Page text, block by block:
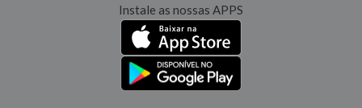
Instale as nossas APPS